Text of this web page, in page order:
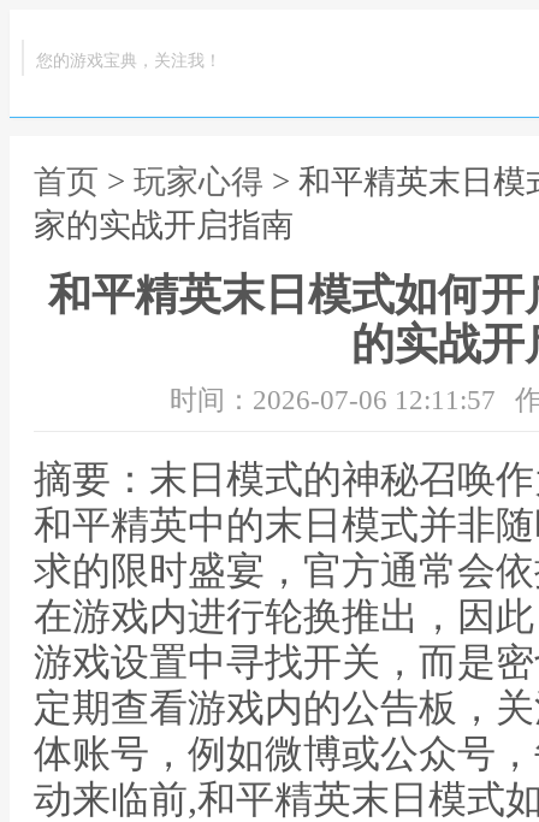
您的游戏宝典，关注我！
首页 > 玩家心得 > 和平精英末日
家的实战开启指南
和平精英末日模式如何
的实战开
时间：2026-07-06 12:11:57
摘要：末日模式的神秘召唤
和平精英中的末日模式并非
求的限时盛宴，官方通常会
在游戏内进行轮换推出，因
游戏设置中寻找开关，而是
定期查看游戏内的公告板，
体账号，例如微博或公众号
动来临前,和平精英末日模式